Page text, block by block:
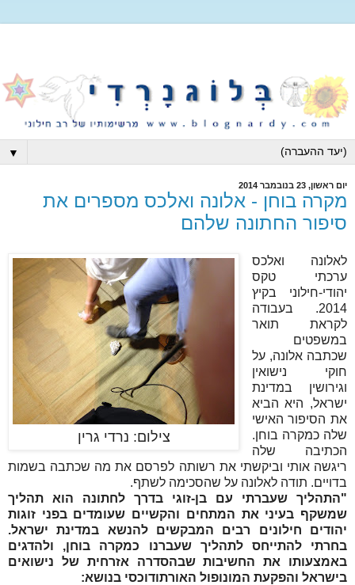
▼
יום ראשון, 23 בנובמבר 2014
מקרה בוחן - אלונה ואלכס מספרים את
סיפור החתונה שלהם
צילום: נרדי גרין
לאלונה ואלכס
ערכתי טקס
יהודי-חילוני בקיץ
2014. בעבודה
לקראת תואר
במשפטים
שכתבה אלונה, על
חוקי נישואין
וגירושין במדינת
ישראל, היא הביא
את הסיפור האישי
שלה כמקרה בוחן.
הכתיבה שלה
ריגשה אותי וביקשתי את רשותה לפרסם את מה שכתבה בשמות
בדויים. תודה לאלונה על שהסכימה לשתף.
"התהליך שעברתי עם בן-זוגי בדרך לחתונה הוא תהליך
שמשקף בעיני את המתחים והקשיים שעומדים בפני זוגות
יהודים חילונים רבים המבקשים להנשא במדינת ישראל.
בחרתי להתייחס לתהליך שעברנו כמקרה בוחן, ולהדגים
באמצעותו את החשיבות שבהסדרה אזרחית של נישואים
בישראל והפקעת המונופול האורתודוכסי בנושא: